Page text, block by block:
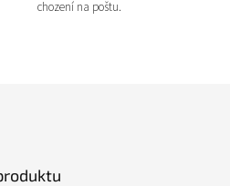
chození na poštu.